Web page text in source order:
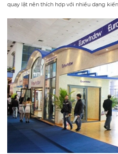
quay lật nên thích hợp với nhiều dạng